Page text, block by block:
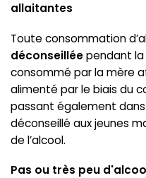
allaitantes
Toute consommation
déconseilléependant la
consommé par la mère
alimenté par le biais du
passant également
déconseillé aux jeunes
de l’alcool.
Pas ou très peu